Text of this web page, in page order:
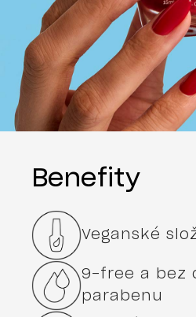
Benefity
Veganské
9-free a bez
parabenu